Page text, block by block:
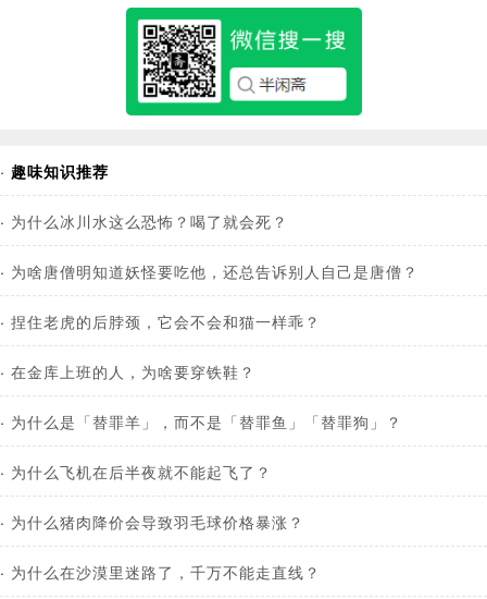
· 趣味知识推荐
· 为什么冰川水这么恐怖？喝了就会死？
· 为啥唐僧明知道妖怪要吃他，还总告诉别人自己是唐僧？
· 捏住老虎的后脖颈，它会不会和猫一样乖？
· 在金库上班的人，为啥要穿铁鞋？
· 为什么是「替罪羊」，而不是「替罪鱼」「替罪狗」？
· 为什么飞机在后半夜就不能起飞了？
· 为什么猪肉降价会导致羽毛球价格暴涨？
· 为什么在沙漠里迷路了，千万不能走直线？